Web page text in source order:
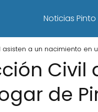
Noticias Pinto
asisten a un nacimiento en
de